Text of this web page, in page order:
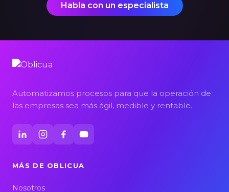
Habla con un especialista
Automatizamos procesos para que la operación de
las empresas sea más ágil, medible y rentable.
MÁS DE OBLICUA
Nosotros